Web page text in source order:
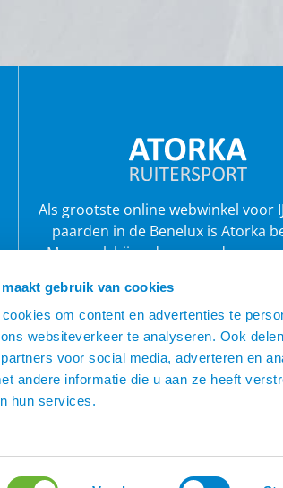
gebruik van cookies
om content en advertenties te
websiteverkeer te analyseren. Ook
voor social media, adverteren en
andere informatie die u aan ze heeft
hun services.
Als grootste online webwinkel voor
paarden in de Benelux is Atorka
Maar ook bij andere
rijbroeken, waterdichte ruiterjassen
veel meer!